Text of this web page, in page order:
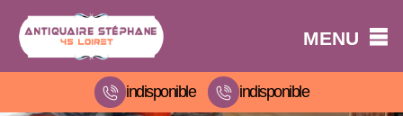
MENU
indisponible indisponible